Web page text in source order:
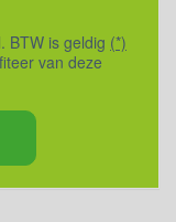
BTW is geldig (*)
van deze